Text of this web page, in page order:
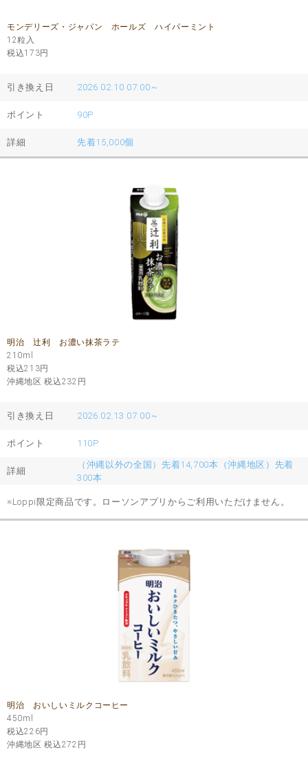
モンデリーズ・ジャパン ホールズ ハイパーミント
12粒入
税込173円
引き換え日 2026.02.10 07:00～
ポイント 90P
詳細 先着15,000個
明治 辻利 お濃い抹茶ラテ
210ml
税込213円
沖縄地区 税込232 円
引き換え日 2026.02.13 07:00～
ポイント 110P
詳細
（沖縄以外の全国）先着14,700本（沖縄地区）先着
300本
※Loppi限定商品です。ローソンアプリからご利用いただけません。
明治 おいしいミルクコーヒー
450ml
税込226円
沖縄地区 税込272 円